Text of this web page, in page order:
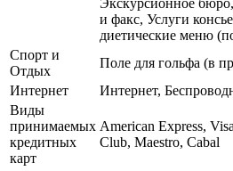
Экскурсионное
и факс, Услуги
диетические меню
Спорт и
Отдых
Поле для гольфа (в
Интернет
Интернет,
Виды
принимаемых
кредитных
карт
American Express,
Club, Maestro, Cabal